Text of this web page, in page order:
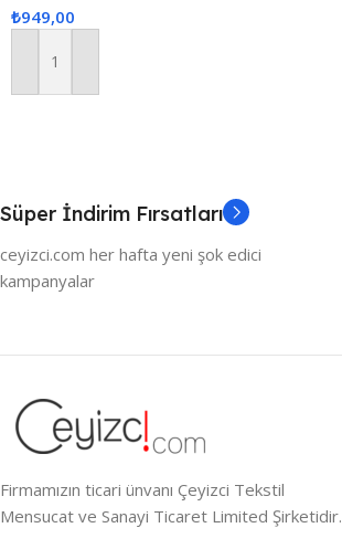
₺949,00
Sepete Ekle
Süper İndirim Fırsatları
ceyizci.com her hafta yeni şok edici
kampanyalar
Firmamızın ticari ünvanı Çeyizci Tekstil
Mensucat ve Sanayi Ticaret Limited Şirketidir.